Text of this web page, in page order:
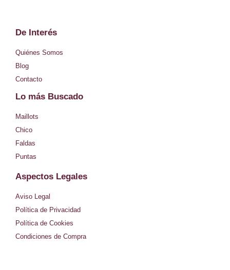
s
t
a
g
r
a
m
De Interés
Quiénes Somos
Blog
Contacto
Lo más Buscado
Maillots
Chico
Faldas
Puntas
Aspectos Legales
Aviso Legal
Política de Privacidad
Política de Cookies
Condiciones de Compra